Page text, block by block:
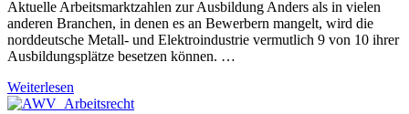
Aktuelle Arbeitsmarktzahlen zur Ausbildung Anders als in vielen
anderen Branchen, in denen es an Bewerbern mangelt, wird die
norddeutsche Metall- und Elektroindustrie vermutlich 9 von 10 ihrer
Ausbildungsplätze besetzen können. …
Weiterlesen